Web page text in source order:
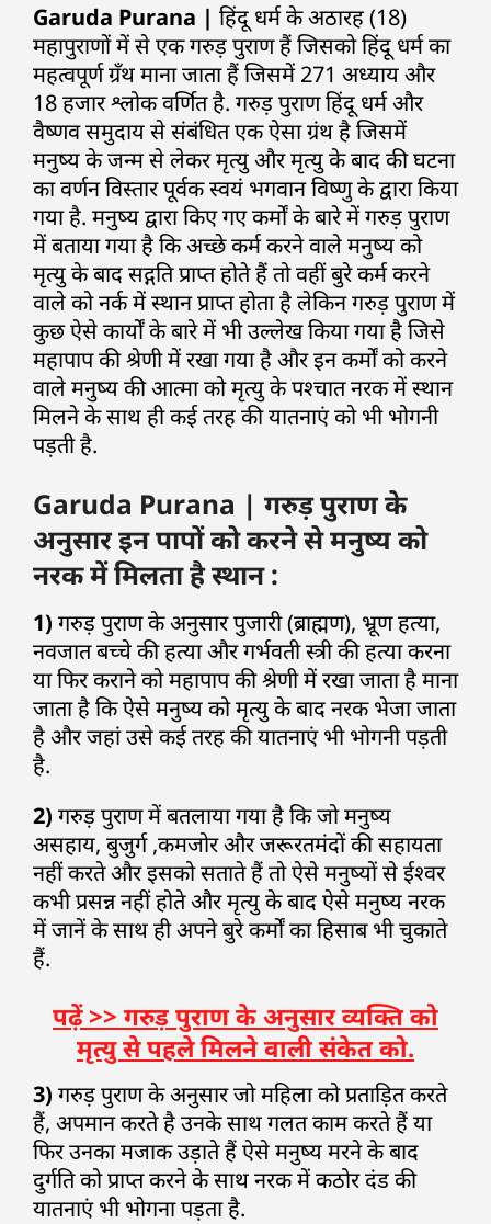
Garuda Purana | हिंदू धर्म के अठारह (18)
महापुराणों में से एक गरुड़ पुराण हैं जिसको हिंदू धर्म का
महत्वपूर्ण ग्रँथ माना जाता हैं जिसमें 271 अध्याय और
18 हजार श्लोक वर्णित है. गरुड़ पुराण हिंदू धर्म और
वैष्णव समुदाय से संबंधित एक ऐसा ग्रंथ है जिसमें
मनुष्य के जन्म से लेकर मृत्यु और मृत्यु के बाद की घटना
का वर्णन विस्तार पूर्वक स्वयं भगवान विष्णु के द्वारा किया
गया है. मनुष्य द्वारा किए गए कर्मों के बारे में गरुड़ पुराण
में बताया गया है कि अच्छे कर्म करने वाले मनुष्य को
मृत्यु के बाद सद्गति प्राप्त होते हैं तो वहीं बुरे कर्म करने
वाले को नर्क में स्थान प्राप्त होता है लेकिन गरुड़ पुराण में
कुछ ऐसे कार्यों के बारे में भी उल्लेख किया गया है जिसे
महापाप की श्रेणी में रखा गया है और इन कर्मों को करने
वाले मनुष्य की आत्मा को मृत्यु के पश्चात नरक में स्थान
मिलने के साथ ही कई तरह की यातनाएं को भी भोगनी
पड़ती है.
Garuda Purana | गरुड़ पुराण के
अनुसार इन पापों को करने से मनुष्य को
नरक में मिलता है स्थान :
1) गरुड़ पुराण के अनुसार पुजारी (ब्राह्मण), भ्रूण हत्या,
नवजात बच्चे की हत्या और गर्भवती स्त्री की हत्या करना
या फिर कराने को महापाप की श्रेणी में रखा जाता है माना
जाता है कि ऐसे मनुष्य को मृत्यु के बाद नरक भेजा जाता
है और जहां उसे कई तरह की यातनाएं भी भोगनी पड़ती
है.
2) गरुड़ पुराण में बतलाया गया है कि जो मनुष्य
असहाय, बुजुर्ग ,कमजोर और जरूरतमंदों की सहायता
नहीं करते और इसको सताते हैं तो ऐसे मनुष्यों से ईश्वर
कभी प्रसन्न नहीं होते और मृत्यु के बाद ऐसे मनुष्य नरक
में जानें के साथ ही अपने बुरे कर्मों का हिसाब भी चुकाते
हैं.
पढ़ें >> गरुड़ पुराण के अनुसार व्यक्ति को
मृत्यु से पहले मिलने वाली संकेत को.
3) गरुड़ पुराण के अनुसार जो महिला को प्रताड़ित करते
हैं, अपमान करते है उनके साथ गलत काम करते हैं या
फिर उनका मजाक उड़ाते हैं ऐसे मनुष्य मरने के बाद
दुर्गति को प्राप्त करने के साथ नरक में कठोर दंड की
यातनाएं भी भोगना पड़ता है.